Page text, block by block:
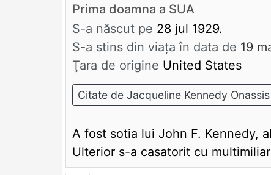
Prima doamna a SUA
S-a născut pe 28 jul 1929.
S-a stins din viaţa în data de 19
Ţara de origine United States
Citate de Jacqueline Kennedy Onassis
A fost sotia lui John F. Kennedy,
Ulterior s-a casatorit cu